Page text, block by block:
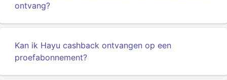
ontvang?
Kan ik Hayu cashback ontvangen op een
proefabonnement?